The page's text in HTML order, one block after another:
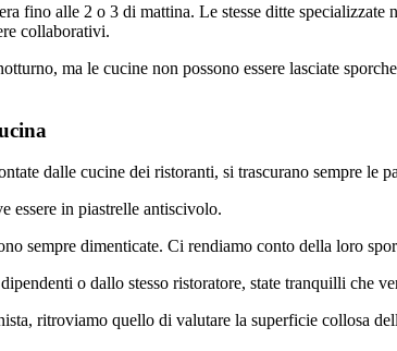
fino alle 2 o 3 di mattina. Le stesse ditte specializzate
collaborativi.
ma le cucine non possono essere lasciate
dalle cucine dei ristoranti, si trascurano sempre le
essere in piastrelle antiscivolo.
sempre dimenticate. Ci rendiamo conto della loro
o dallo stesso ristoratore, state tranquilli che
ritroviamo quello di valutare la superficie collosa